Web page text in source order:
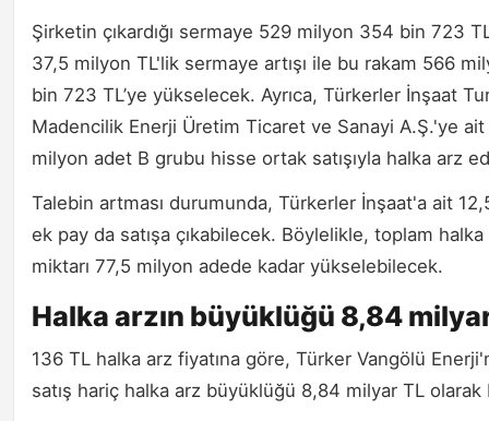
Şirketin çıkardığı sermaye 529 milyon 354 bin 723
37,5 milyon TL'lik sermaye artışı ile bu rakam 566
bin 723 TL’ye yükselecek. Ayrıca, Türkerler İnşaat
Madencilik Enerji Üretim Ticaret ve Sanayi A.Ş.'ye ait
milyon adet B grubu hisse ortak satışıyla halka arz
Talebin artması durumunda, Türkerler İnşaat'a ait
ek pay da satışa çıkabilecek. Böylelikle, toplam halka
miktarı 77,5 milyon adede kadar yükselebilecek.
Halka arzın büyüklüğü 8,84
136 TL halka arz fiyatına göre, Türker Vangölü
satış hariç halka arz büyüklüğü 8,84 milyar TL